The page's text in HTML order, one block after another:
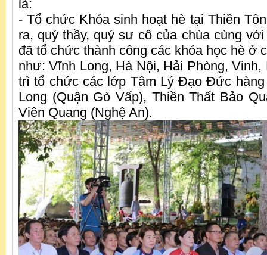
là:
- Tổ chức Khóa sinh hoạt hè tại Thiền
ra, quý thầy, quý sư cô của chùa cùng
đã tổ chức thành công các khóa học hè ở
như: Vĩnh Long, Hà Nội, Hải Phòng,
trì tổ chức các lớp Tâm Lý Đạo Đức hàng
Long (Quận Gò Vấp), Thiền Thất Bảo
Viên Quang (Nghệ An).